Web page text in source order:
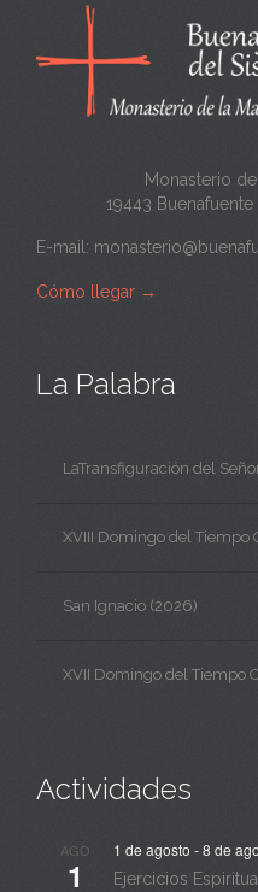
n
a
Monasterio
19443
E-mail:
Cómo llegar →
La Palabra
LaTransfiguración del
XVIII Domingo del Tiempo
San Ignacio (2026)
XVII Domingo del Tiempo
Actividades
AGO
1
1 de agosto -8 de
Ejercicios